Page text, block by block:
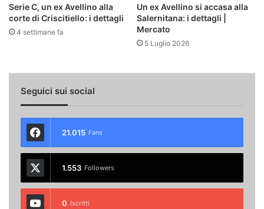
Serie C, un ex Avellino alla
corte di Criscitiello: i dettagli
4 settimane fa
Un ex Avellino si accasa alla
Salernitana: i dettagli |
Mercato
5 Luglio 2026
Seguici sui social
21.015 Fans
1.553 Followers
0 Iscritti